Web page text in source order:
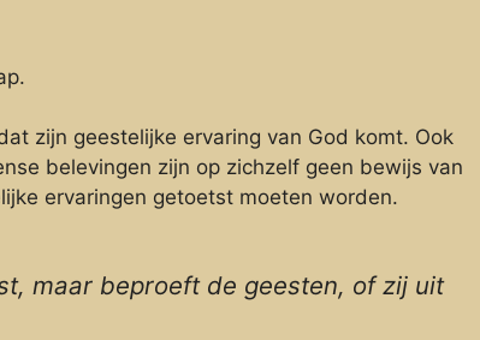
zijn geestelijke ervaring van God komt. Ook
belevingen zijn op zichzelf geen bewijs van
ervaringen getoetst moeten worden.
maar beproeft de geesten, of zij uit